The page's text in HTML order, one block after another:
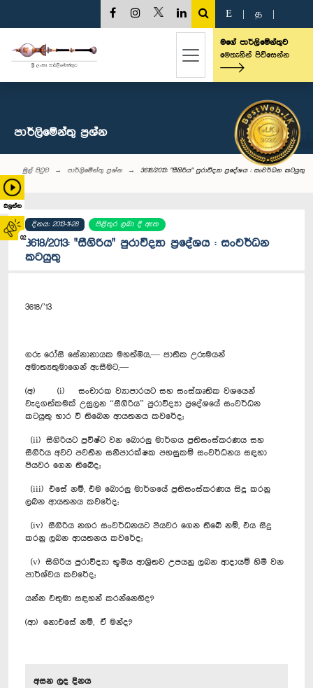
බලන්න
02
E த
මගේ පාර්ලිමේන්තුව
මෙතැනින් පිවිසෙන්න
පාර්ලි‌මේන්තු‌ ප්‍රශ්න
මුල් පිටුව පාර්ලි‌මේන්තු‌ ප්‍රශ්න 3618/2013: "සීගිරිය" පුරාවිද්‍යා ප්‍රදේශය : සංවර්ධන කටයුතු
දිනය: 2013-11-28 පිළිතුර ලබා දී ඇත
3618/2013: "සීගිරිය" පුරාවිද්‍යා ප්‍රදේශය : සංවර්ධන
කටයුතු
3618/’13
ගරු රෝසි සේනානායක මහත්මිය,— ජාතික උරුමයන්
අමාත්‍යතුමාගෙන් ඇසීමට,—
(අ) (i) සංචාරක ව්‍යාපාරයට සහ සංස්කෘතික වශයෙන්
වැදගත්කමක් උසුලන “සීගිරිය” පුරාවිද්‍යා ප්‍රදේශයේ සංවර්ධන
කටයුතු භාර වී තිබෙන ආයතනය කවරේද;
(ii) සීගිරියට ප්‍රවිෂ්ට වන බොරලු මාර්ගය ප්‍රතිසංස්කරණය සහ
සීගිරිය අවට පවතින සනීපාරක්ෂක පහසුකම් සංවර්ධනය සඳහා
පියවර ගෙන තිබේද;
(iii) එසේ නම්, එම බොරලු මාර්ගයේ ප්‍රතිසංස්කරණය සිදු කරනු
ලබන ආයතනය කවරේද;
(iv) සීගිරිය නගර සංවර්ධනයට පියවර ගෙන තිබේ නම්, එය සිදු
කරනු ලබන ආයතනය කවරේද;
(v) සීගිරිය පුරාවිද්‍යා භූමිය ආශ්‍රිතව උපයනු ලබන ආදායම් හිමි වන
පාර්ශ්වය කවරේද;
යන්න එතුමා සඳහන් කරන්නෙහිද?
(ආ) නොඑසේ නම්, ඒ මන්ද?
අසන ලද දිනය